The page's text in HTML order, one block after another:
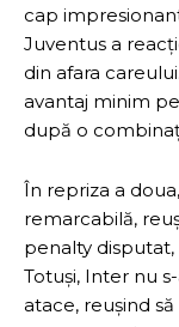
cap
Juventus a
din afara
avantaj minim
după o
În repriza a
remarcabilă,
penalty
Totuși, Inter nu
atace, reușind